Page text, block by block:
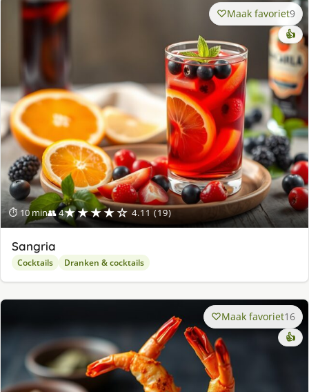
⏱ 10 min👥 4★★★★☆ 4.11 (19)
Maak favoriet9
👍
Sangria
Cocktails Dranken & cocktails
Maak favoriet16
👍